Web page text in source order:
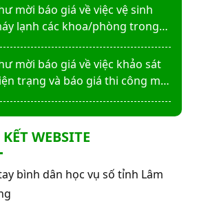
mời báo giá về việc vệ sinh
lạnh các khoa/phòng trong
mời báo giá về việc khảo sát
trạng và báo giá thi công mái
của Bệnh viện
mời báo giá về việc mời báo
thiết bị
mời báo giá về việc sửa chữa
bảo vệ và cổng số 2
WEBSITE
bình dân học vụ số tỉnh Lâm